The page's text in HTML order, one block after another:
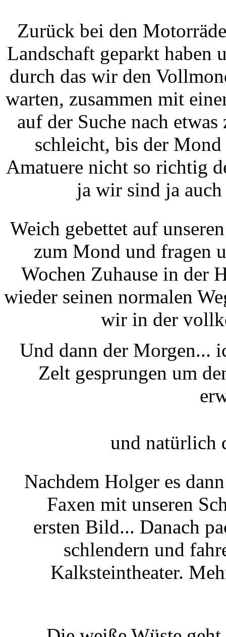
Zurück bei den
Landschaft geparkt haben
durch das wir den
warten, zusammen mit
auf der Suche nach
schleicht, bis der
Amatuere nicht so richtig
ja wir sind ja
Weich gebettet auf
zum Mond und fragen
Wochen Zuhause in der
wieder seinen normalen
wir in der
Und dann der Morgen...
Zelt gesprungen um
und natürlich
Nachdem Holger es
Faxen mit unseren
ersten Bild... Danach
schlendern und
Kalksteintheater.